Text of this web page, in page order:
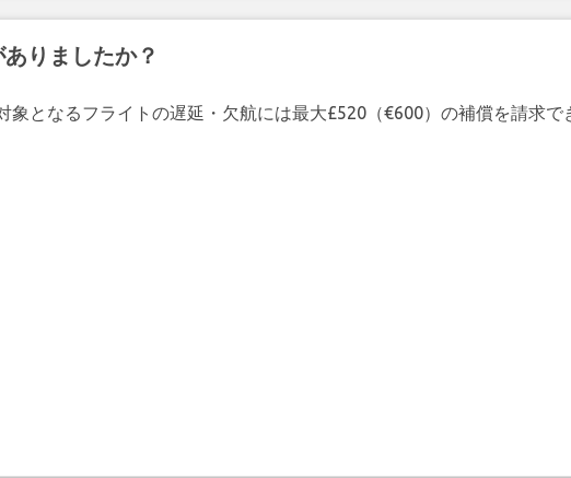
りましたか？
となるフライトの遅延・欠航には最大£520（€600）の補償を請求で